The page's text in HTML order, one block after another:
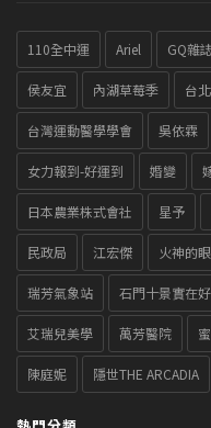
110全中運 Ariel GQ雜
侯友宜 內湖草莓季 台
台灣運動醫學學會 吳依霖
女力報到-好運到 婚變
日本農業株式會社 星予
民政局 江宏傑 火神的
瑞芳氣象站 石門十景實在
艾瑞兒美學 萬芳醫院
陳庭妮 隱世THE ARCADIA